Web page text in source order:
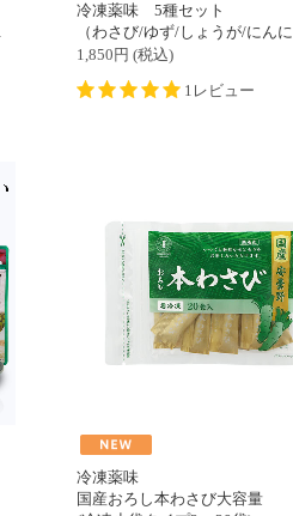
冷凍薬味 5種セット
（わさび/ゆず/しょうが/にんにく/ゆず胡椒）各１
1,850 円 (税込)
1レビュー
冷凍薬味
国産おろし本わさび大容量